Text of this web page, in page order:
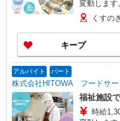
変動しま
により時
志）：あ
くすの
キープ
アルバイト パート
株式会社HITOWA フードサー
福祉施設
時給1,300円以上 ※